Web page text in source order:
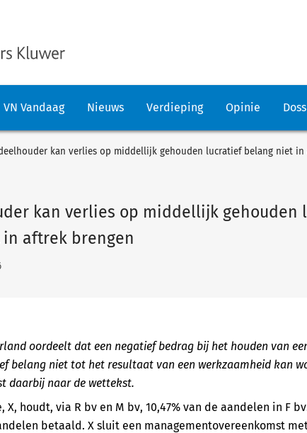
VN Vandaag Nieuws Verdieping Opinie
kan verlies op middellijk gehouden lucratief belang niet in
kan verlies op middellijk gehouden
aftrek brengen
oordeelt dat een negatief bedrag bij het houden van
belang niet tot het resultaat van een werkzaamheid kan
daarbij naar de wettekst.
X, houdt, via R bv en M bv, 10,47% van de aandelen in F
betaald. X sluit een managementovereenkomst